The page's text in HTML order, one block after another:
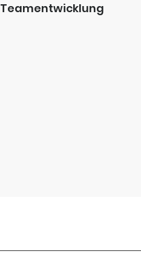
Teamentwicklung